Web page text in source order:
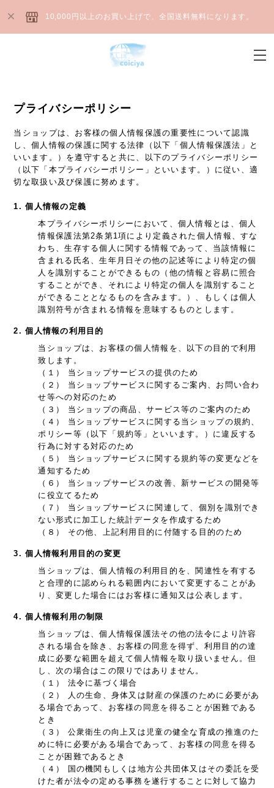
10,000円以上のお買い上げで、全国送料無料になります。
プライバシーポリシー
当ショップは、お客様の個人情報保護の重要性について認識
し、個人情報の保護に関する法律（以下「個人情報保護法」と
いいます。）を遵守すると共に、以下のプライバシーポリシー
（以下「本プライバシーポリシー」といいます。）に従い、適
切な取扱い及び保護に努めます。
1. 個人情報の定義
本プライバシーポリシーにおいて、個人情報とは、個人
情報保護法第2条第1項により定義された個人情報、すな
わち、生存する個人に関する情報であって、当該情報に
含まれる氏名、生年月日その他の記述等により特定の個
人を識別することができるもの（他の情報と容易に照合
することができ、それにより特定の個人を識別すること
ができることとなるものを含みます。）、もしくは個人
識別符号が含まれる情報を意味するものとします。
2. 個人情報の利用目的
当ショップは、お客様の個人情報を、以下の目的で利用
致します。
（１） 当ショップサービスの提供のため
（２） 当ショップサービスに関するご案内、お問い合わ
せ等への対応のため
（３） 当ショップの商品、サービス等のご案内のため
（４） 当ショップサービスに関する当ショップの規約、
ポリシー等（以下「規約等」といいます。）に違反する
行為に対する対応のため
（５） 当ショップサービスに関する規約等の変更などを
通知するため
（６） 当ショップサービスの改善、新サービスの開発等
に役立てるため
（７） 当ショップサービスに関連して、個別を識別でき
ない形式に加工した統計データを作成するため
（８） その他、上記利用目的に付随する目的のため
3. 個人情報利用目的の変更
当ショップは、個人情報の利用目的を、関連性を有する
と合理的に認められる範囲内において変更することがあ
り、変更した場合にはお客様に通知又は公表します。
4. 個人情報利用の制限
当ショップは、個人情報保護法その他の法令により許容
される場合を除き、お客様の同意を得ず、利用目的の達
成に必要な範囲を超えて個人情報を取り扱いません。但
し、次の場合はこの限りではありません。
（１） 法令に基づく場合
（２） 人の生命、身体又は財産の保護のために必要があ
る場合であって、お客様の同意を得ることが困難である
とき
（３） 公衆衛生の向上又は児童の健全な育成の推進のた
めに特に必要がある場合であって、お客様の同意を得る
ことが困難であるとき
（４） 国の機関もしくは地方公共団体又はその委託を受
けた者が法令の定める事務を遂行することに対して協力